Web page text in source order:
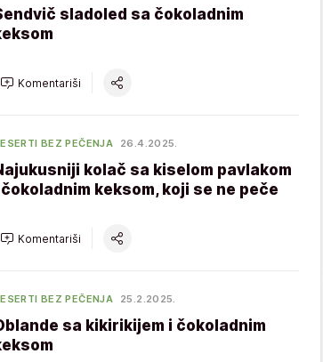
sladoled sa čokoladnim
Komentariši
BEZ PEČENJA 26.4.2025.
kolač sa kiselom pavlakom
keksom, koji se ne peče
Komentariši
BEZ PEČENJA 25.2.2025.
sa kikirikijem i čokoladnim